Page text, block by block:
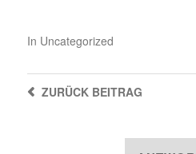
In Uncategorized
ZURÜCKBEITRAG